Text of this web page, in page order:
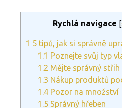
Rychlá navigace [
1 5 tipů, jak si správně
1.1 Poznejte svůj typ
1.2 Mějte správný střih
1.3 Nákup produktů
1.4 Pozor na množství
1.5 Správný hřeben